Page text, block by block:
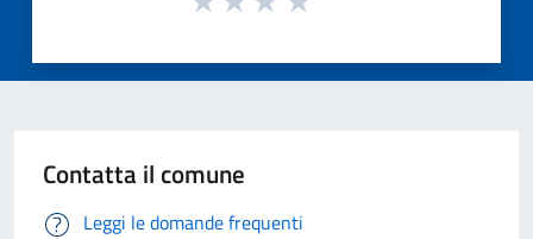
Contatta il comune
Leggi le domande frequenti